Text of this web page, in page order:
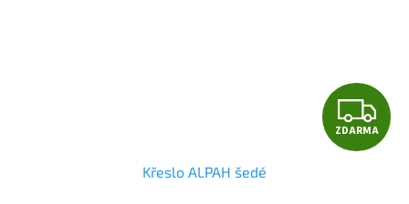
Z
D
ZDARMA
Křeslo ALPAH šedé